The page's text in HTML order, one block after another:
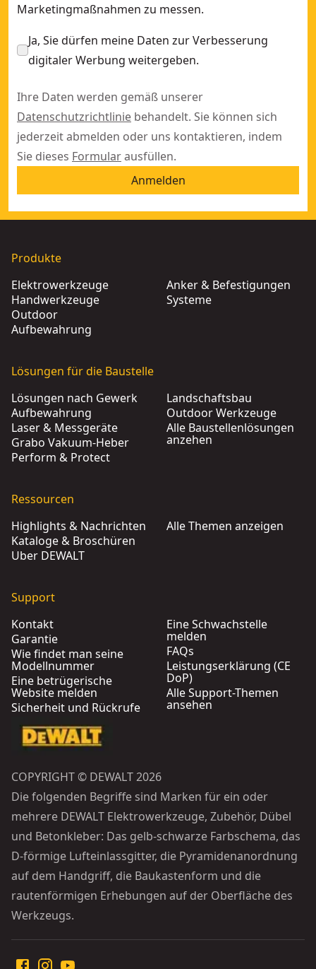
Marketingmaßnahmen zu messen.
Ja, Sie dürfen meine Daten zur Verbesserung
digitaler Werbung weitergeben.
Ihre Daten werden gemäß unserer
Datenschutzrichtlinie behandelt. Sie können sich
jederzeit abmelden oder uns kontaktieren, indem
Sie dieses Formularausfüllen.
Anmelden
Produkte
Elektrowerkzeuge
Handwerkzeuge
Outdoor
Aufbewahrung
Anker & Befestigungen
Systeme
Lösungen für die Baustelle
Lösungen nach Gewerk
Aufbewahrung
Laser & Messgeräte
Grabo Vakuum-Heber
Perform & Protect
Landschaftsbau
Outdoor Werkzeuge
Alle Baustellenlösungen
anzehen
Ressourcen
Highlights & Nachrichten
Kataloge & Broschüren
Über DEWALT
Alle Themen anzeigen
Support
Kontakt
Garantie
Wie findet man seine
Modellnummer
Eine betrügerische
Website melden
Sicherheit und Rückrufe
Eine Schwachstelle
melden
FAQs
Leistungserklärung (CE
DoP)
Alle Support-Themen
ansehen
COPYRIGHT © DEWALT 2026
Die folgenden Begriffe sind Marken für ein oder
mehrere DEWALT Elektrowerkzeuge, Zubehör, Dübel
und Betonkleber: Das gelb-schwarze Farbschema, das
D-förmige Lufteinlassgitter, die Pyramidenanordnung
auf dem Handgriff, die Baukastenform und die
rautenförmigen Erhebungen auf der Oberfläche des
Werkzeugs.